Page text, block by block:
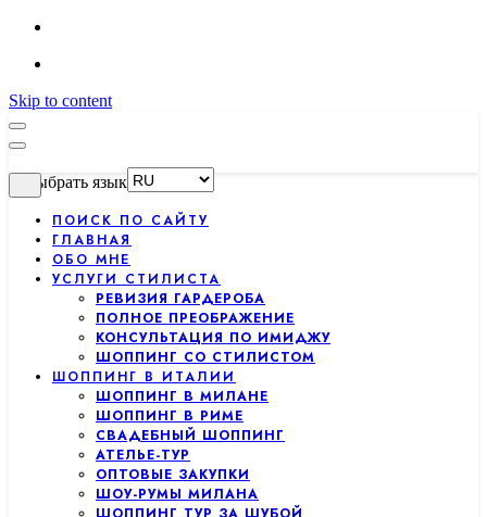
Skip to content
Выбрать язык
ПОИСК ПО САЙТУ
ГЛАВНАЯ
ОБО МНЕ
УСЛУГИ СТИЛИСТА
РЕВИЗИЯ ГАРДЕРОБА
ПОЛНОЕ ПРЕОБРАЖЕНИЕ
КОНСУЛЬТАЦИЯ ПО ИМИДЖУ
ШОППИНГ СО СТИЛИСТОМ
ШОППИНГ В ИТАЛИИ
ШОППИНГ В МИЛАНЕ
ШОППИНГ В РИМЕ
СВАДЕБНЫЙ ШОППИНГ
АТЕЛЬЕ-ТУР
ОПТОВЫЕ ЗАКУПКИ
ШОУ-РУМЫ МИЛАНА